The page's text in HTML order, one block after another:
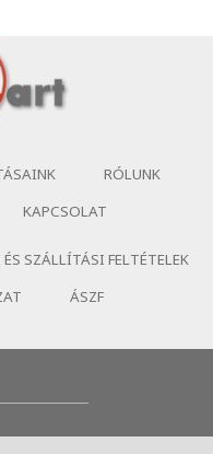
RÓLUNK
KAPCSOLAT
SZÁLLÍTÁSI FELTÉTELEK
ÁSZF